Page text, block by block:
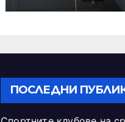
ПОСЛЕДНИ